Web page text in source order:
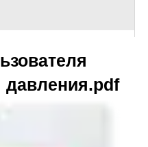
давления.pdf